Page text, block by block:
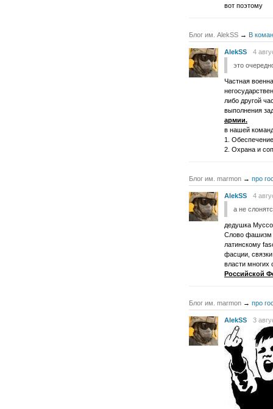
вот поэтому
Блог им. AlekSS → В
AlekSS
4
это
Частная
либо другой
выполнения
армии.
в нашей
1.
2. Охрана и
Блог им. marmon → про
AlekSS
4
а не
дедушка
Слово фашизм
латинскому
фасции,
власти многих
Российской
Блог им. marmon → про
AlekSS 3